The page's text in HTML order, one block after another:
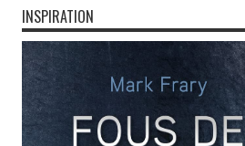
INSPIRATION